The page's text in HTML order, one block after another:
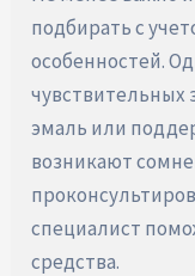
подбирать с
особенностей.
чувствительных
эмаль или
возникают
специалист
средства.